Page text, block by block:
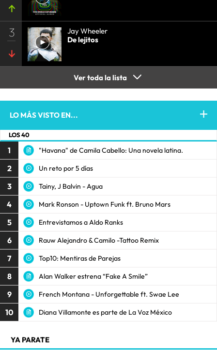
3
Jay Wheeler
De lejitos
Ver toda la lista
LO MÁS VISTO EN...
LOS 40
1 "Havana" de Camila Cabello: Una novela latina.
2 Un reto por 5 días
3 Tainy, J Balvin - Agua
4 Mark Ronson - Uptown Funk ft. Bruno Mars
5 Entrevistamos a Aldo Ranks
6 Rauw Alejandro & Camilo -Tattoo Remix
7 Top10: Mentiras de Parejas
8 Alan Walker estrena “Fake A Smile”
9 French Montana - Unforgettable ft. Swae Lee
10 Diana Villamonte es parte de La Voz México
YA PARATE